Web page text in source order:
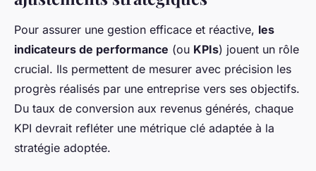
Pour assurer une gestion efficace et réactive, les
indicateurs de performance (ou KPIs) jouent un rôle
crucial. Ils permettent de mesurer avec précision les
progrès réalisés par une entreprise vers ses objectifs.
Du taux de conversion aux revenus générés, chaque
KPI devrait refléter une métrique clé adaptée à la
stratégie adoptée.